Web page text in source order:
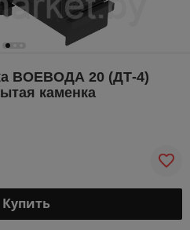
ВОЕВОДА 20 (ДТ-4)
каменка
Купить